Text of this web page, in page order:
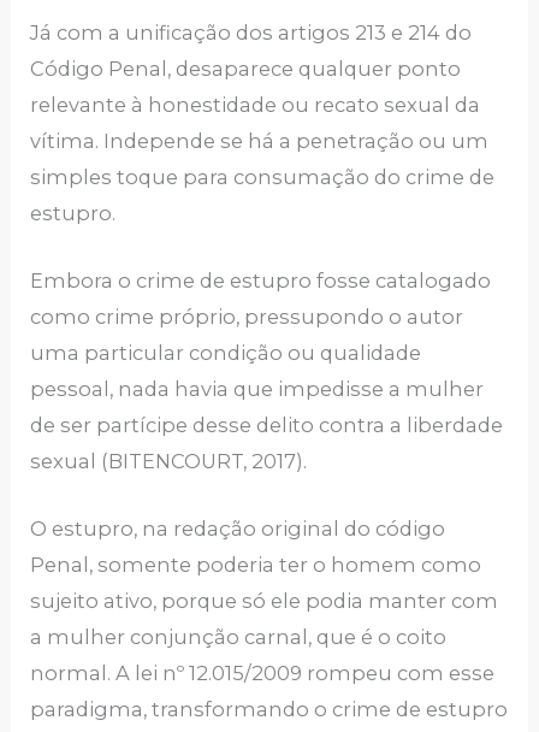
Já com a unificação dos artigos 213 e 214 do
Código Penal, desaparece qualquer ponto
relevante à honestidade ou recato sexual da
vítima. Independe se há a penetração ou um
simples toque para consumação do crime de
estupro.
Embora o crime de estupro fosse catalogado
como crime próprio, pressupondo o autor
uma particular condição ou qualidade
pessoal, nada havia que impedisse a mulher
de ser partícipe desse delito contra a liberdade
sexual (BITENCOURT, 2017).
O estupro, na redação original do código
Penal, somente poderia ter o homem como
sujeito ativo, porque só ele podia manter com
a mulher conjunção carnal, que é o coito
normal. A lei nº 12.015/2009 rompeu com esse
paradigma, transformando o crime de estupro